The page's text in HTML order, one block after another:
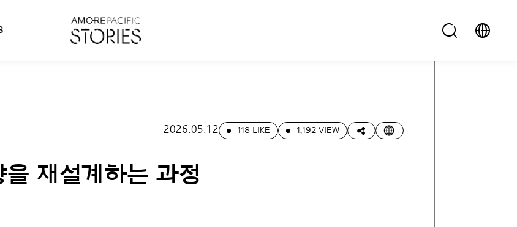
2026.05.12 118 LIKE 1,192 VIEW
재설계하는 과정